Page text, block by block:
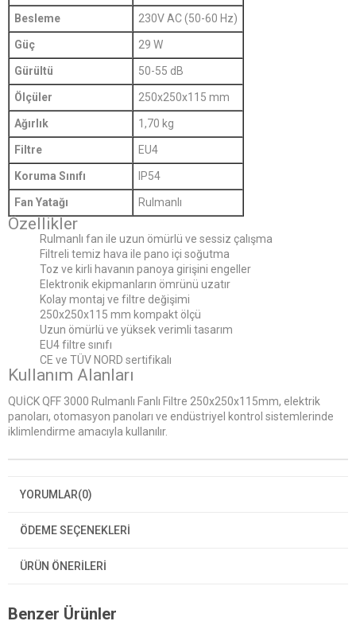
Besleme 230V AC (50-60 Hz)
Güç 29 W
Gürültü 50-55 dB
Ölçüler 250x250x115 mm
Ağırlık 1,70 kg
Filtre EU4
Koruma Sınıfı IP54
Fan Yatağı Rulmanlı
Özellikler
Rulmanlı fan ile uzun ömürlü ve sessiz çalışma
Filtreli temiz hava ile pano içi soğutma
Toz ve kirli havanın panoya girişini engeller
Elektronik ekipmanların ömrünü uzatır
Kolay montaj ve filtre değişimi
250x250x115 mm kompakt ölçü
Uzun ömürlü ve yüksek verimli tasarım
EU4 filtre sınıfı
CE ve TÜV NORD sertifikalı
Kullanım Alanları
QUİCK QFF 3000 Rulmanlı Fanlı Filtre 250x250x115mm, elektrik
panoları, otomasyon panoları ve endüstriyel kontrol sistemlerinde
iklimlendirme amacıyla kullanılır.
YORUMLAR(0)
ÖDEME SEÇENEKLERI
ÜRÜN ÖNERILERI
Benzer Ürünler